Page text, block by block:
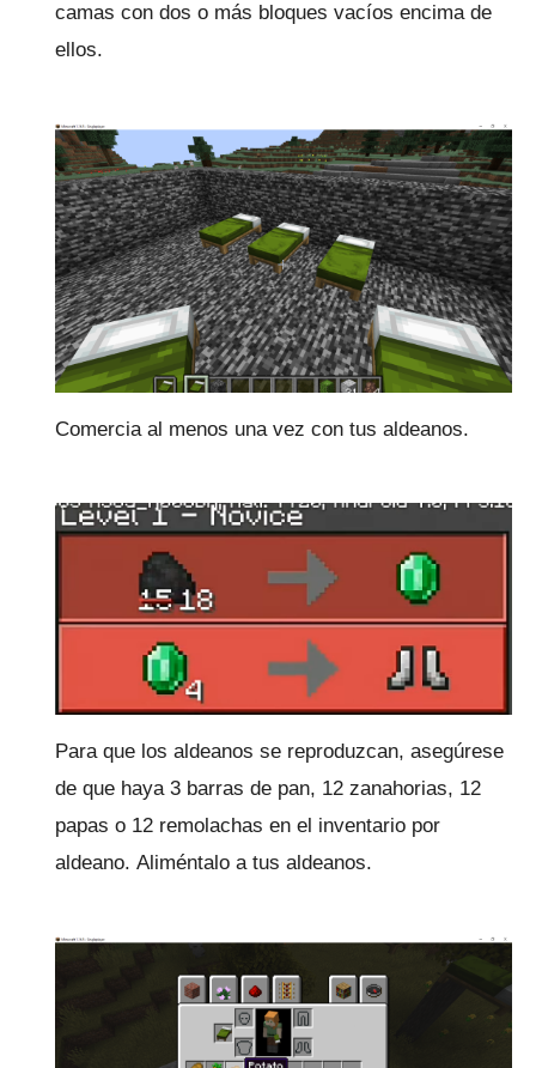
camas con dos o más bloques vacíos encima de
ellos.
Comercia al menos una vez con tus aldeanos.
Para que los aldeanos se reproduzcan, asegúrese
de que haya 3 barras de pan, 12 zanahorias, 12
papas o 12 remolachas en el inventario por
aldeano. Aliméntalo a tus aldeanos.